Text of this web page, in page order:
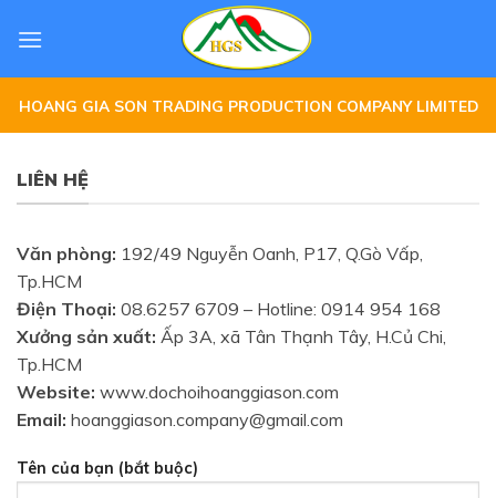
HOANG GIA SON TRADING PRODUCTION COMPANY LIMITED
LIÊN HỆ
Văn phòng: 192/49 Nguyễn Oanh, P17, Q.Gò Vấp,
Tp.HCM
Điện Thoại: 08.6257 6709 – Hotline: 0914 954 168
Xưởng sản xuất: Ấp 3A, xã Tân Thạnh Tây, H.Củ Chi,
Tp.HCM
Website: www.dochoihoanggiason.com
Email: hoanggiason.company@gmail.com
Tên của bạn (bắt buộc)